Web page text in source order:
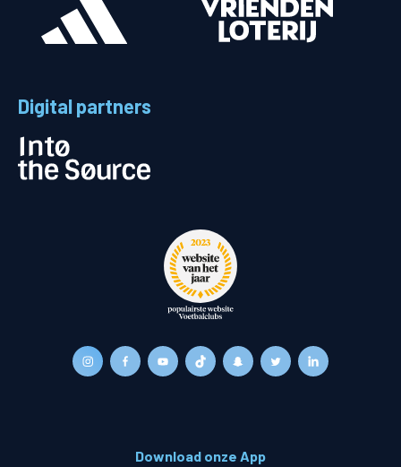
Digital partners
Download onze App